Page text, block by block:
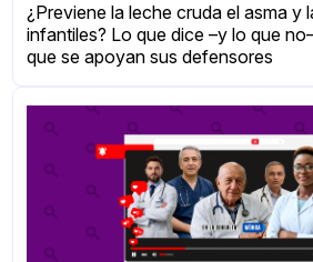
¿Previene la leche cruda el asma y
infantiles? Lo que dice –y lo que
que se apoyan sus defensores